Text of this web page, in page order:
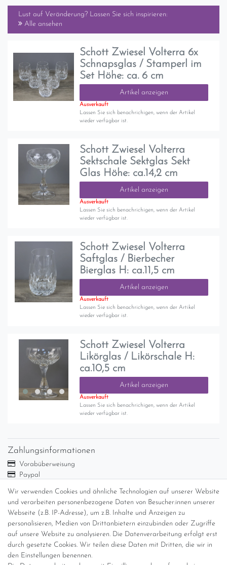
Lust auf Veränderung? Lassen Sie sich inspirieren:
Alle ansehen
Schott Zwiesel Volterra 6x
Schnapsglas / Stamperl im
Set Höhe: ca. 6 cm
Artikel anzeigen
Ausverkauft
Lassen Sie sich benachrichigen, wenn der Artikel
wieder verfügbar ist.
Schott Zwiesel Volterra
Sektschale Sektglas Sekt
Glas Höhe: ca.14,2 cm
Artikel anzeigen
Ausverkauft
Lassen Sie sich benachrichigen, wenn der Artikel
wieder verfügbar ist.
Schott Zwiesel Volterra
Saftglas / Bierbecher
Bierglas H: ca.11,5 cm
Artikel anzeigen
Ausverkauft
Lassen Sie sich benachrichigen, wenn der Artikel
wieder verfügbar ist.
Schott Zwiesel Volterra
Likörglas / Likörschale H:
ca.10,5 cm
Artikel anzeigen
Ausverkauft
Lassen Sie sich benachrichigen, wenn der Artikel
wieder verfügbar ist.
Wir verwenden Cookies und ähnliche Technologien auf unserer Website
und verarbeiten personenbezogene Daten von Besucher:innen unserer
Webseite (z.B. IP-Adresse), um z.B. Inhalte und Anzeigen zu
personalisieren, Medien von Drittanbietern einzubinden oder Zugriffe
auf unsere Website zu analysieren. Die Datenverarbeitung erfolgt erst
durch gesetzte Cookies. Wir teilen diese Daten mit Dritten, die wir in
den Einstellungen benennen.
Zahlungsinformationen
Vorabüberweisung
Paypal
Versandinformationen
Versand per GLS (6,90 Euro) oder DHL (8,49 Euro ) inkl. MwSt.
(innerhalb Deutschlands)
kostenfreie Lieferung ab 150 Euro Warenwert (innerhalb